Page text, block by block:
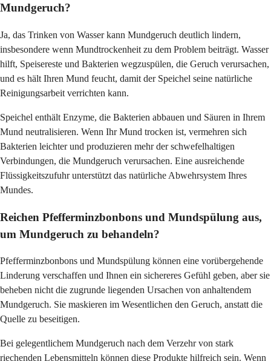
Mundgeruch?
Ja, das Trinken von Wasser kann Mundgeruch deutlich lindern,
insbesondere wenn Mundtrockenheit zu dem Problem beiträgt. Wasser
hilft, Speisereste und Bakterien wegzuspülen, die Geruch verursachen,
und es hält Ihren Mund feucht, damit der Speichel seine natürliche
Reinigungsarbeit verrichten kann.
Speichel enthält Enzyme, die Bakterien abbauen und Säuren in Ihrem
Mund neutralisieren. Wenn Ihr Mund trocken ist, vermehren sich
Bakterien leichter und produzieren mehr der schwefelhaltigen
Verbindungen, die Mundgeruch verursachen. Eine ausreichende
Flüssigkeitszufuhr unterstützt das natürliche Abwehrsystem Ihres
Mundes.
Reichen Pfefferminzbonbons und Mundspülung aus,
um Mundgeruch zu behandeln?
Pfefferminzbonbons und Mundspülung können eine vorübergehende
Linderung verschaffen und Ihnen ein sichereres Gefühl geben, aber sie
beheben nicht die zugrunde liegenden Ursachen von anhaltendem
Mundgeruch. Sie maskieren im Wesentlichen den Geruch, anstatt die
Quelle zu beseitigen.
Bei gelegentlichem Mundgeruch nach dem Verzehr von stark
riechenden Lebensmitteln können diese Produkte hilfreich sein. Wenn